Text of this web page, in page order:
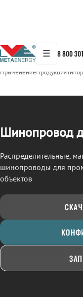
☰ 8 800
← Продукция/
ПрименениеПродукция
Шинопровод
Распределительные,
шинопроводы для
объектов